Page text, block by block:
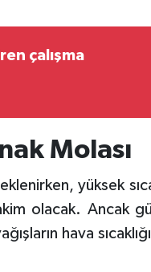
çalışma
Molası
yüksek
olacak. Ancak
hava